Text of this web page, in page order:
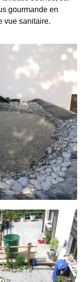
gourmande en
vue sanitaire.